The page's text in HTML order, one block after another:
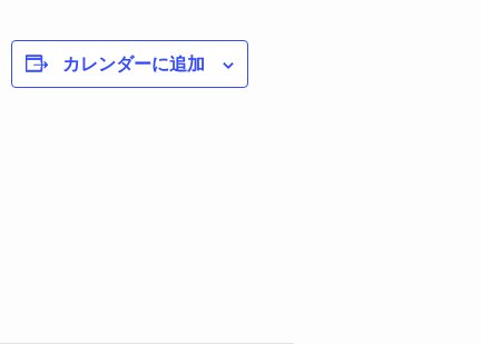
カレンダーに追加